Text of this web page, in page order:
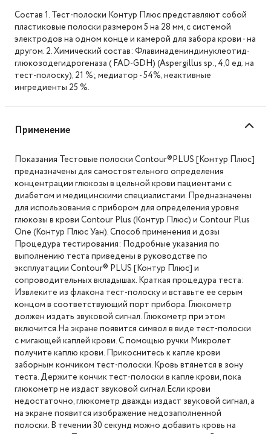
Состав 1. Тест-полоски Контур Плюс представляют собой
пластиковые полоски размером 5 на 28 мм, с системой
электродов на одном конце и камерой для забора крови - на
другом. 2. Химический состав: Флавинадениндинуклеотид-
глюкозодегидрогеназа ( FAD-GDH) (Aspergillus sp., 4,0 ед. на
тест-полоску), 21 %; медиатор - 54%, неактивные
ингредиенты 25 %.
Применение
Показания Тестовые полоски Contour®PLUS [Контур Плюс]
предназначены для самостоятельного определения
концентрации глюкозы в цельной крови пациентами с
диабетом и медицинскими специалистами. Предназначены
для использования с прибором для определения уровня
глюкозы в крови Contour Plus (Контур Плюс) и Contour Plus
One (Контур Плюс Уан). Способ применения и дозы
Процедура тестирования: Подробные указания по
выполнению теста приведены в руководстве по
эксплуатации Contour® PLUS [Контур Плюс] и
сопроводительных вкладышах. Краткая процедура теста:
Извлеките из флакона тест-полоску и вставьте ее серым
концом в соответствующий порт прибора. Глюкометр
должен издать звуковой сигнал. Глюкометр при этом
включится.На экране появится символ в виде тест-полоски
с мигающей каплей крови. С помощью ручки Микролет
получите каплю крови. Прикоснитесь к капле крови
заборным кончиком тест-полоски. Кровь втянется в зону
теста. Держите кончик тест-полоски в капле крови, пока
глюкометр не издаст звуковой сигнал.Если крови
недостаточно, глюкометр дважды издаст звуковой сигнал, а
на экране появится изображение недозаполненной
полоски. В течении 30 секунд можно добавить кровь на